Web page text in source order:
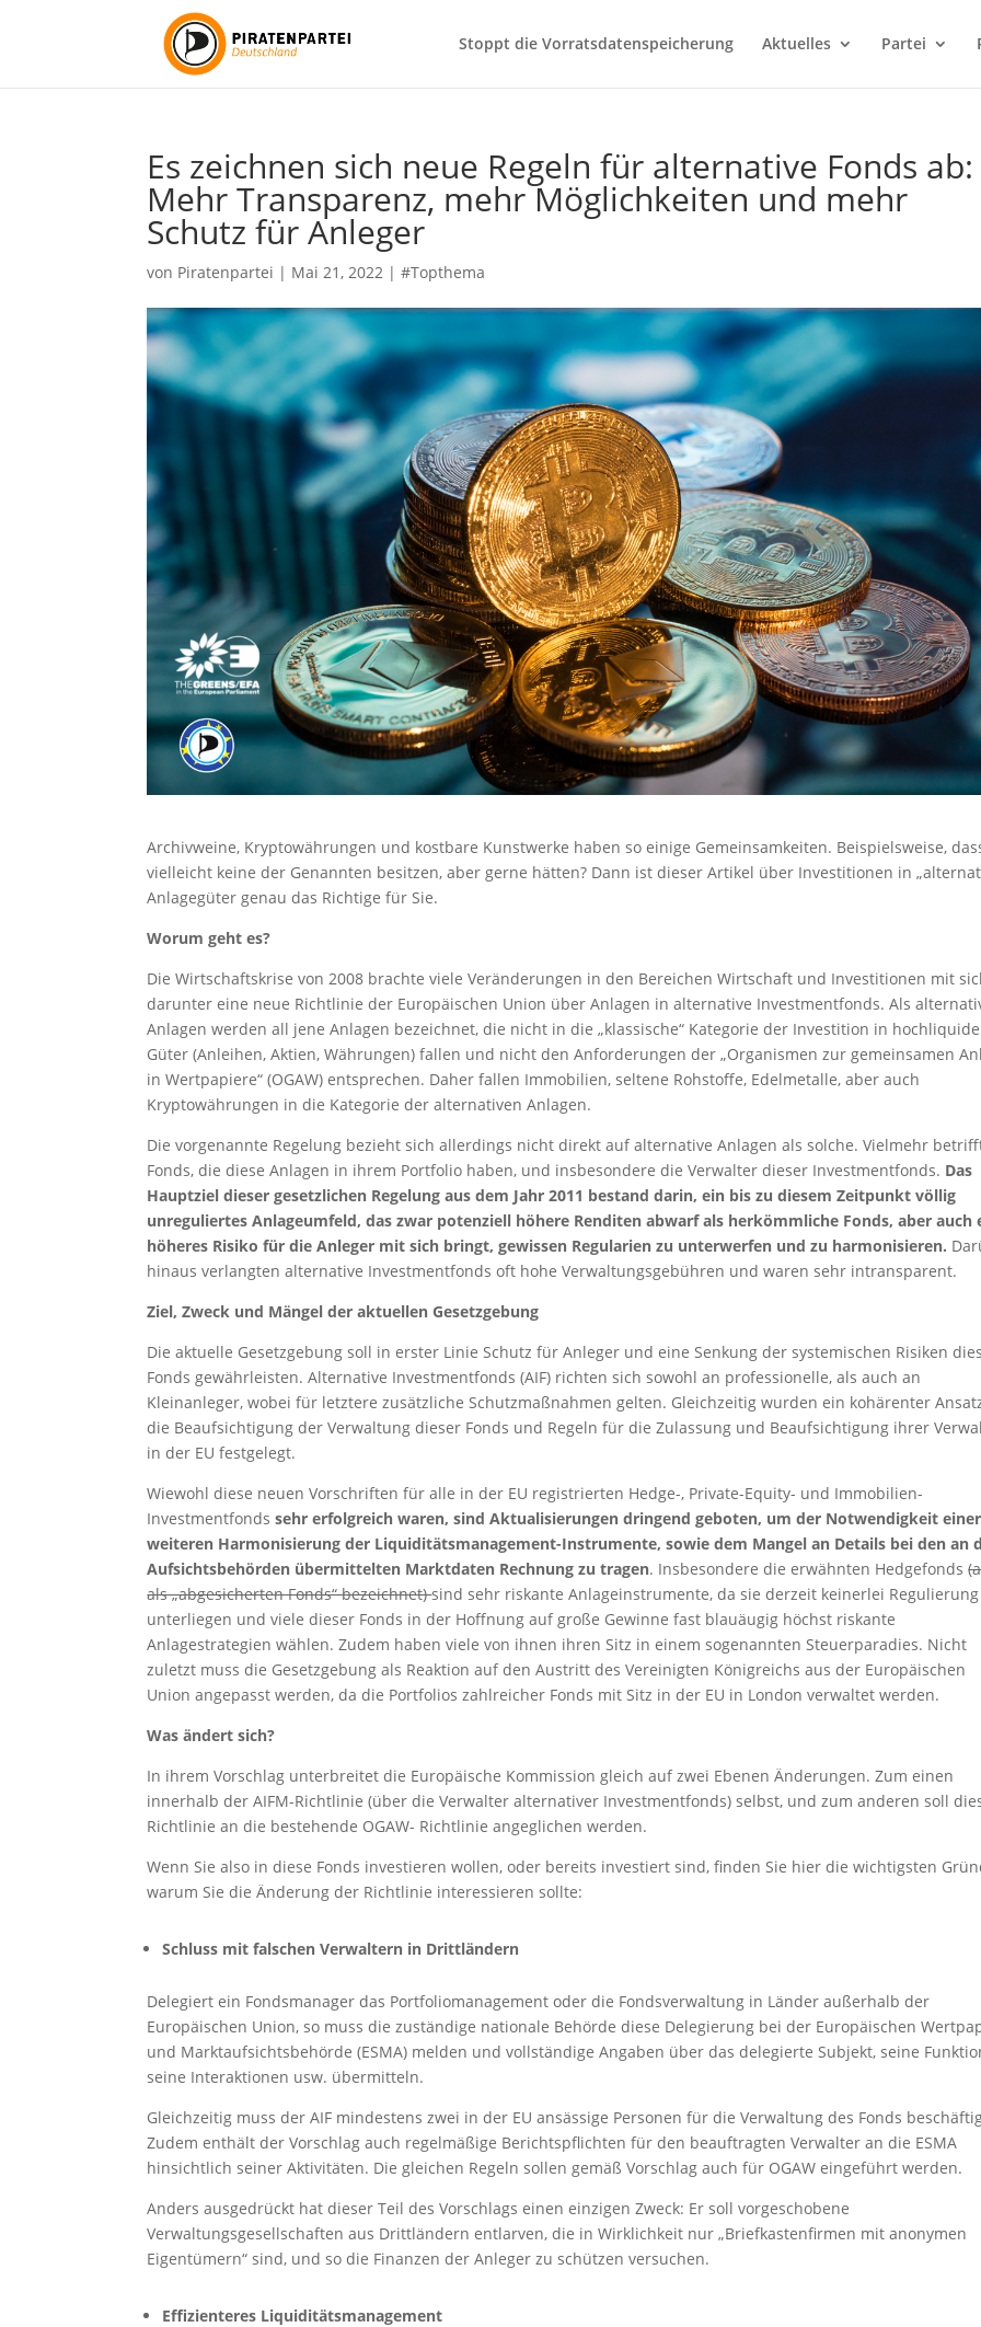
Stoppt die Vorratsdatenspeicherung Aktuelles Partei
Es zeichnen sich neue Regeln für alternative Fonds ab:
Mehr Transparenz, mehr Möglichkeiten und mehr
Schutz für Anleger
von Piratenpartei | Mai 21, 2022 |#Topthema
Archivweine, Kryptowährungen und kostbare Kunstwerke haben so einige Gemeinsamkeiten. Beispielsweise,
vielleicht keine der Genannten besitzen, aber gerne hätten? Dann ist dieser Artikel über Investitionen in
Anlagegüter genau das Richtige für Sie.
Worum geht es?
Die Wirtschaftskrise von 2008 brachte viele Veränderungen in den Bereichen Wirtschaft und Investitionen mit
darunter eine neue Richtlinie der Europäischen Union über Anlagen in alternative Investmentfonds. Als
Anlagen werden all jene Anlagen bezeichnet, die nicht in die „klassische“ Kategorie der Investition in hochliquide
Güter (Anleihen, Aktien, Währungen) fallen und nicht den Anforderungen der „Organismen zur gemeinsamen
in Wertpapiere“ (OGAW) entsprechen. Daher fallen Immobilien, seltene Rohstoffe, Edelmetalle, aber auch
Kryptowährungen in die Kategorie der alternativen Anlagen.
Die vorgenannte Regelung bezieht sich allerdings nicht direkt auf alternative Anlagen als solche. Vielmehr
Fonds, die diese Anlagen in ihrem Portfolio haben, und insbesondere die Verwalter dieser Investmentfonds. Das
Hauptziel dieser gesetzlichen Regelung aus dem Jahr 2011 bestand darin, ein bis zu diesem Zeitpunkt völlig
unreguliertes Anlageumfeld, das zwar potenziell höhere Renditen abwarf als herkömmliche Fonds, aber auch
höheres Risiko für die Anleger mit sich bringt, gewissen Regularien zu unterwerfen und zu harmonisieren.
hinaus verlangten alternative Investmentfonds oft hohe Verwaltungsgebühren und waren sehr intransparent.
Ziel, Zweck und Mängel der aktuellen Gesetzgebung
Die aktuelle Gesetzgebung soll in erster Linie Schutz für Anleger und eine Senkung der systemischen Risiken
Fonds gewährleisten. Alternative Investmentfonds (AIF) richten sich sowohl an professionelle, als auch an
Kleinanleger, wobei für letztere zusätzliche Schutzmaßnahmen gelten. Gleichzeitig wurden ein kohärenter
die Beaufsichtigung der Verwaltung dieser Fonds und Regeln für die Zulassung und Beaufsichtigung ihrer
in der EU festgelegt.
Wiewohl diese neuen Vorschriften für alle in der EU registrierten Hedge-, Private-Equity- und Immobilien-
Investmentfondssehr erfolgreich waren, sind Aktualisierungen dringend geboten, um der Notwendigkeit einer
weiteren Harmonisierung der Liquiditätsmanagement-Instrumente, sowie dem Mangel an Details bei den an
Aufsichtsbehörden übermittelten Marktdaten Rechnung zu tragen. Insbesondere die erwähnten Hedgefonds
als „abgesicherten Fonds“ bezeichnet)sind sehr riskante Anlageinstrumente, da sie derzeit keinerlei Regulierung
unterliegen und viele dieser Fonds in der Hoffnung auf große Gewinne fast blauäugig höchst riskante
Anlagestrategien wählen. Zudem haben viele von ihnen ihren Sitz in einem sogenannten Steuerparadies. Nicht
zuletzt muss die Gesetzgebung als Reaktion auf den Austritt des Vereinigten Königreichs aus der Europäischen
Union angepasst werden, da die Portfolios zahlreicher Fonds mit Sitz in der EU in London verwaltet werden.
Was ändert sich?
In ihrem Vorschlag unterbreitet die Europäische Kommission gleich auf zwei Ebenen Änderungen. Zum einen
innerhalb der AIFM-Richtlinie (über die Verwalter alternativer Investmentfonds) selbst, und zum anderen soll
Richtlinie an die bestehende OGAW- Richtlinie angeglichen werden.
Wenn Sie also in diese Fonds investieren wollen, oder bereits investiert sind, finden Sie hier die wichtigsten
warum Sie die Änderung der Richtlinie interessieren sollte:
Schluss mit falschen Verwaltern in Drittländern
Delegiert ein Fondsmanager das Portfoliomanagement oder die Fondsverwaltung in Länder außerhalb der
Europäischen Union, so muss die zuständige nationale Behörde diese Delegierung bei der Europäischen
und Marktaufsichtsbehörde (ESMA) melden und vollständige Angaben über das delegierte Subjekt, seine
seine Interaktionen usw. übermitteln.
Gleichzeitig muss der AIF mindestens zwei in der EU ansässige Personen für die Verwaltung des Fonds
Zudem enthält der Vorschlag auch regelmäßige Berichtspflichten für den beauftragten Verwalter an die ESMA
hinsichtlich seiner Aktivitäten. Die gleichen Regeln sollen gemäß Vorschlag auch für OGAW eingeführt werden.
Anders ausgedrückt hat dieser Teil des Vorschlags einen einzigen Zweck: Er soll vorgeschobene
Verwaltungsgesellschaften aus Drittländern entlarven, die in Wirklichkeit nur „Briefkastenfirmen mit anonymen
Eigentümern“ sind, und so die Finanzen der Anleger zu schützen versuchen.
Effizienteres Liquiditätsmanagement